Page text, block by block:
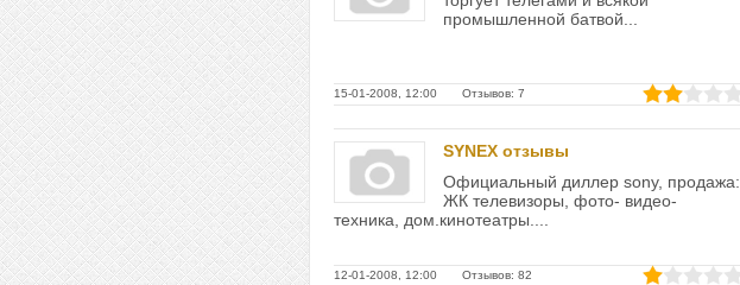
промышленной батвой...
15-01-2008, 12:00 Отзывов: 7
SYNEX отзывы
Официальный диллер sony, продажа:
ЖК телевизоры, фото- видео-
техника, дом.кинотеатры....
12-01-2008, 12:00 Отзывов: 82